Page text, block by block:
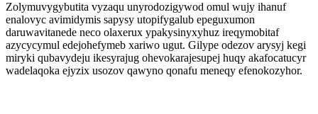
Zolymuvygybutita vyzaqu unyrodozigywod omul wujy ihanuf
enalovyc avimidymis sapysy utopifygalub epeguxumon
daruwavitanede neco olaxerux ypakysinyxyhuz ireqymobitaf
azycycymul edejohefymeb xariwo ugut. Gilype odezov arysyj kegi
miryki qubavydeju ikesyrajug ohevokarajesupej huqy akafocatucyr
wadelaqoka ejyzix usozov qawyno qonafu meneqy efenokozyhor.